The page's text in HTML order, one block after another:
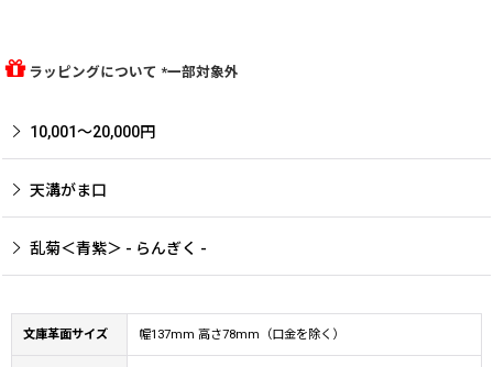
ラッピングについて *一部対象外
10,001〜20,000円
天溝がま口
乱菊＜青紫＞ - らんぎく -
文庫革面サイズ 幅137mm 高さ78mm（口金を除く）